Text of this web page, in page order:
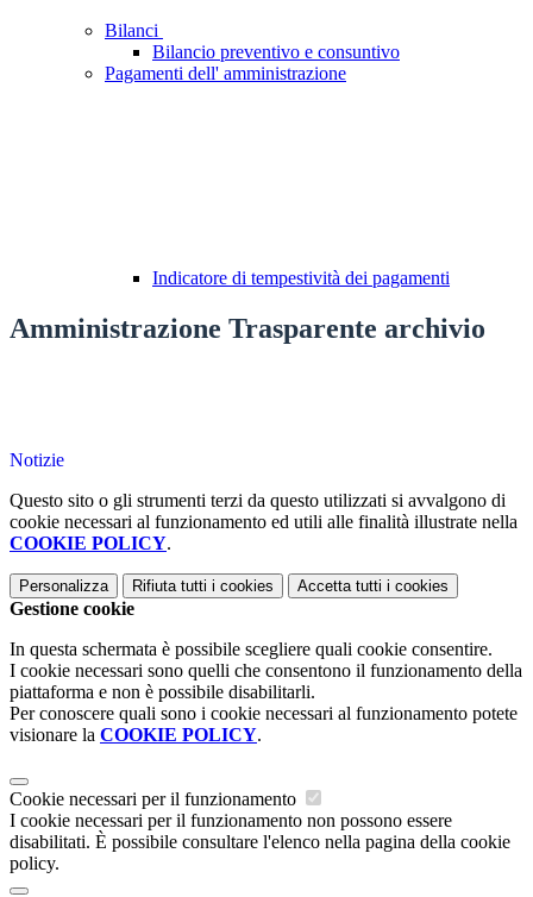
Bilanci
Bilancio preventivo e consuntivo
Pagamenti dell' amministrazione
Indicatore di tempestività dei pagamenti
Amministrazione Trasparente archivio
Notizie
Questo sito o gli strumenti terzi da questo utilizzati si avvalgono di
cookie necessari al funzionamento ed utili alle finalità illustrate nella
COOKIE POLICY.
Personalizza Rifiuta tutti i cookies Accetta tutti i cookies
Gestione cookie
In questa schermata è possibile scegliere quali cookie consentire.
I cookie necessari sono quelli che consentono il funzionamento della
piattaforma e non è possibile disabilitarli.
Per conoscere quali sono i cookie necessari al funzionamento potete
visionare la COOKIE POLICY.
Cookie necessari per il funzionamento
I cookie necessari per il funzionamento non possono essere
disabilitati. È possibile consultare l'elenco nella pagina della cookie
policy.